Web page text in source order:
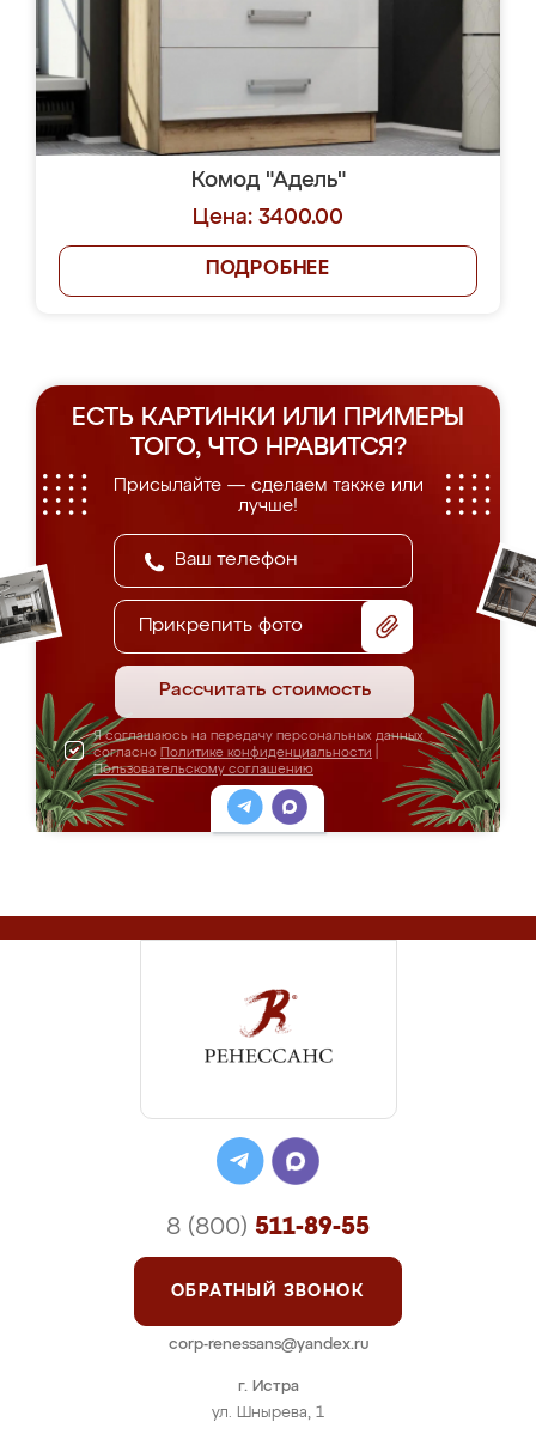
Комод "Адель"
Цена: 3400.00
ПОДРОБНЕЕ
ЕСТЬ КАРТИНКИ ИЛИ ПРИМЕРЫ
ТОГО, ЧТО НРАВИТСЯ?
Присылайте — сделаем также или
лучше!
Прикрепить фото
Рассчитать стоимость
Я соглашаюсь на передачу персональных данных
согласно Политике конфиденциальности
Пользовательскому соглашению
г. Истра
ул. Шнырева, 1
8 (800) 511-89-55
ОБРАТНЫЙ ЗВОНОК
corp-renessans@yandex.ru